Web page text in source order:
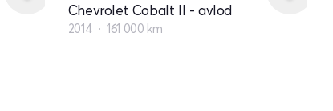
Chevrolet Cobalt II - avlod
2014 161 000 km